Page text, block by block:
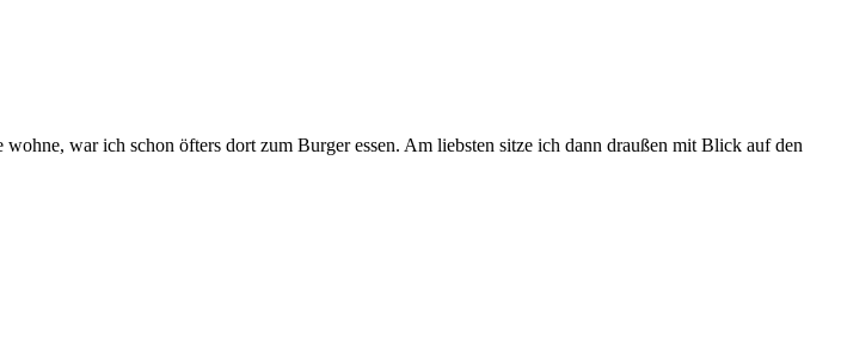
war ich schon öfters dort zum Burger essen. Am liebsten sitze ich dann draußen mit Blick auf den